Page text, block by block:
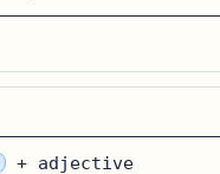
+ adjective